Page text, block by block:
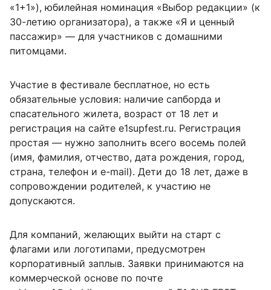
«1+1»), юбилейная номинация «Выбор редакции» (к
30-летию организатора), а также «Я и ценный
пассажир» — для участников с домашними
питомцами.
Участие в фестивале бесплатное, но есть
обязательные условия: наличие сапборда и
спасательного жилета, возраст от 18 лет и
регистрация на сайте e1supfest.ru. Регистрация
простая — нужно заполнить всего восемь полей
(имя, фамилия, отчество, дата рождения, город,
страна, телефон и e-mail). Дети до 18 лет, даже в
сопровождении родителей, к участию не
допускаются.
Для компаний, желающих выйти на старт с
флагами или логотипами, предусмотрен
корпоративный заплыв. Заявки принимаются на
коммерческой основе по почте